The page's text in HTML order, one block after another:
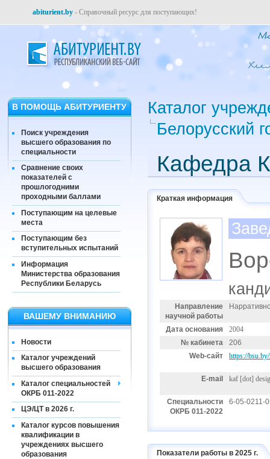
abiturient.by - Справочный ресурс для поступающих!
В ПОМОЩЬ АБИТУРИЕНТУ
Поиск учреждения
высшего образования по
специальности
Сравнение своих
показателей с
прошлогодними
проходными баллами
Поступающим на целевые
места
Поступающим без
вступительных испытаний
Информация
Министерства образования
Республики Беларусь
ВАШЕМУ ВНИМАНИЮ
Новости
Каталог учреждений
высшего образования
Каталог специальностей
ОКРБ 011-2022
ЦЭ/ЦТ в 2026 г.
Каталог курсов повышения
квалификации в
учреждениях высшего
образования
Каталог
Белорусский
Кафедра
Краткая информация
Направление
научной работы
Дата основания
2004
№ кабинета
206
Web-сайт
https://
E-mail kaf [dot]
Специальности
ОКРБ 011-2022
6-05-0211-
Показатели работы в 2025 г.